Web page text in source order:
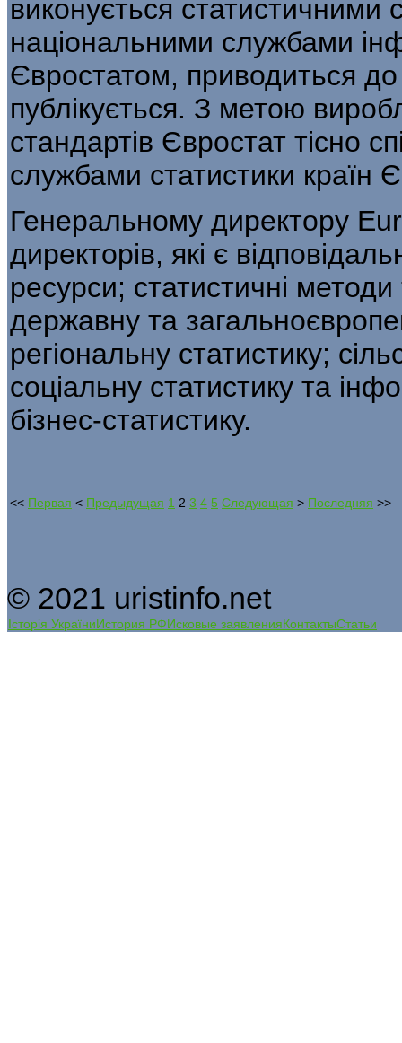
викону­ється статистичними
національними служба­ми
Євростатом, приводиться до
публікується. З метою
стандартів Євростат тісно
службами статистики країн
Генеральному директору
директорів, які є
ресурси; статистичні методи
державну та
регіональну статистику;
соціальну статистику та
бізнес-статистику.
<< Первая < Предыдущая 1 2 3 4 5 Следующая > Последняя >>
© 2021 uristinfo.net
Історія УкраїниИстория РФИсковые заявленияКонтактыСтатьи